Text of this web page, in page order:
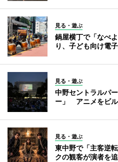
見る・遊ぶ
鍋屋横丁で「なべ
り、子ども向け電
見る・遊ぶ
中野セントラルパ
ー」 アニメをビ
見る・遊ぶ
東中野で「主客逆
クの観客が演者を